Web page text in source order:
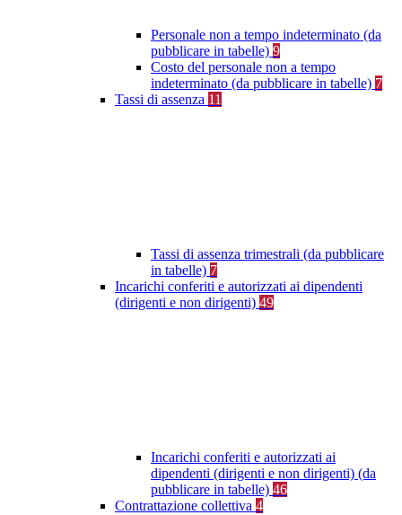
Personale non a tempo indeterminato (da
pubblicare in tabelle) 9
Costo del personale non a tempo
indeterminato (da pubblicare in tabelle) 7
Tassi di assenza 11
Tassi di assenza trimestrali (da pubblicare
in tabelle) 7
Incarichi conferiti e autorizzati ai dipendenti
(dirigenti e non dirigenti) 49
Incarichi conferiti e autorizzati ai
dipendenti (dirigenti e non dirigenti) (da
pubblicare in tabelle) 46
Contrattazione collettiva 4